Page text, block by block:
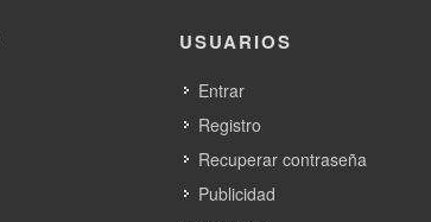
USUARIOS
Entrar
Registro
Recuperar contraseña
Publicidad